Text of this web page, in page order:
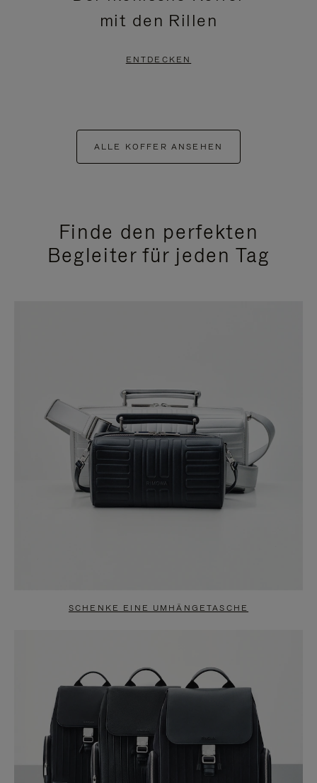
mit den Rillen
ENTDECKEN
ALLE KOFFER ANSEHEN
Finde den perfekten
Begleiter für jeden Tag
SCHENKE EINE UMHÄNGETASCHE